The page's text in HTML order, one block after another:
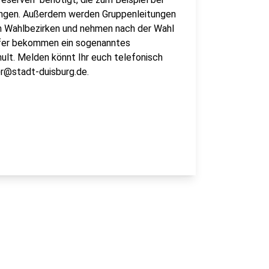
Außerdem werden Gruppenleitungen
und nehmen nach der Wahl
bekommen ein sogenanntes
Melden könnt Ihr euch telefonisch
duisburg.de.